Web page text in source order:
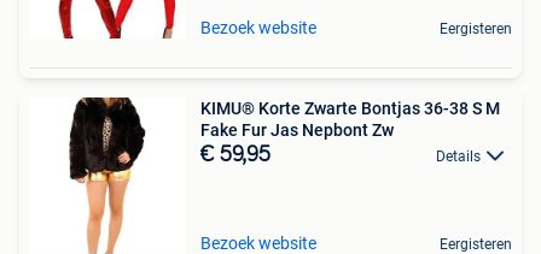
Bezoek website Eergisteren
KIMU® Korte Zwarte Bontjas 36-38 S M
Fake Fur Jas Nepbont Zw
€ 59,95 Details
Bezoek website Eergisteren